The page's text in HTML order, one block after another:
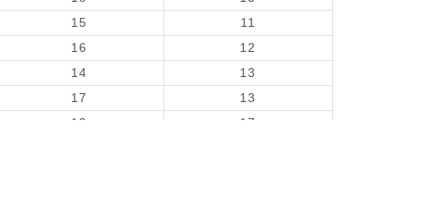
15
11
16
12
14
13
17
13
19
17